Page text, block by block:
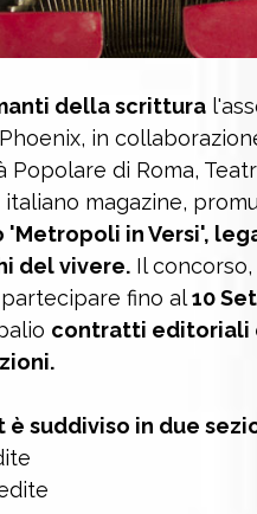
della scrittura
in
Popolare di Roma,
magazine,
'Metropoli in Versi',
del vivere.Il concorso,
fino al10
contratti editoriali
è suddiviso in due